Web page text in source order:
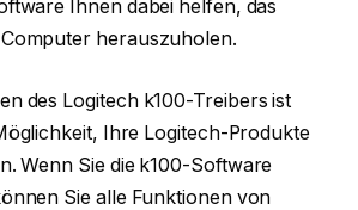
Ihnen dabei helfen, das
herauszuholen.
des Logitech k100-Treibers ist
Ihre Logitech-Produkte
Wenn Sie die k100-Software
Sie alle Funktionen von